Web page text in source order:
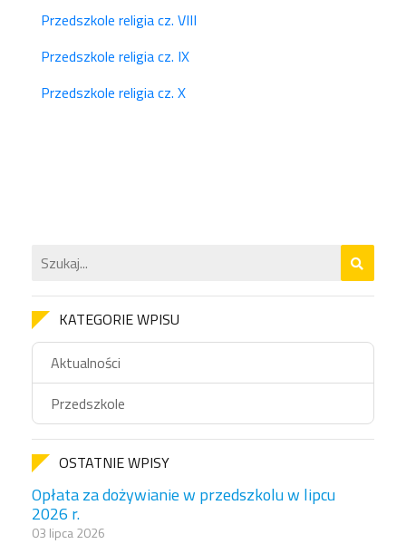
Przedszkole religia cz. VIII
Przedszkole religia cz. IX
Przedszkole religia cz. X
KATEGORIE WPISU
Aktualności
Przedszkole
OSTATNIE WPISY
Opłata za dożywianie w przedszkolu w lipcu
2026 r.
03 lipca 2026